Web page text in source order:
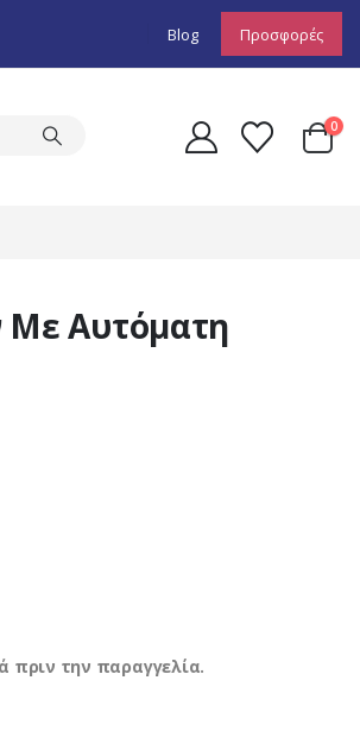
Blog Προσφορές
0
Αυτόματη
πριν την παραγγελία.